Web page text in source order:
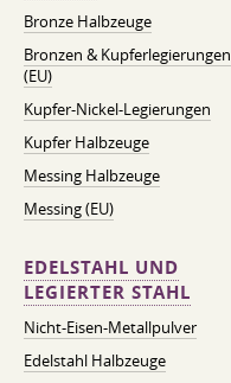
Bronze Halbzeuge
Bronzen & Kupferlegierungen
(EU)
Kupfer-Nickel-Legierungen
Kupfer Halbzeuge
Messing Halbzeuge
Messing (EU)
EDELSTAHL UND
LEGIERTER STAHL
Nicht-Eisen-Metallpulver
Edelstahl Halbzeuge